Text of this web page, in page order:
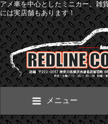
アメ車を中心としたミニカー、雑
には実店舗もあります！
メニュー